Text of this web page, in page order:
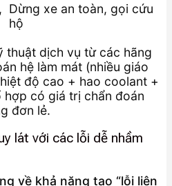
Dừng xe an toàn, gọi cứu
hộ
thuật dịch vụ từ các hãng
hệ làm mát (nhiều giáo
độ cao + hao coolant +
hợp có giá trị chẩn đoán
đơn lẻ.
lát với các lỗi dễ nhầm
về khả năng tạo “lỗi liên